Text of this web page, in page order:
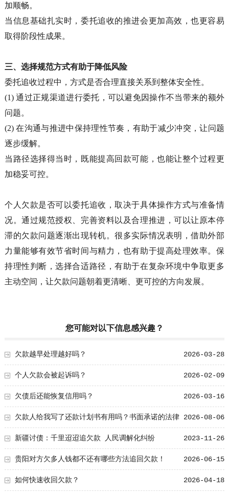
加顺畅。
当信息基础扎实时，委托追收的推进会更加高效，也更容易
取得阶段性成果。
三、选择规范方式有助于降低风险
委托追收过程中，方式是否合理直接关系到整体安全性。
(1)通过正规渠道进行委托，可以避免因操作不当带来的额外
问题。
(2)在沟通与推进中保持理性节奏，有助于减少冲突，让问题
逐步缓解。
当路径选择得当时，既能提高回款可能，也能让整个过程更
加稳妥可控。
个人欠款是否可以委托追收，取决于具体操作方式与准备情
况。通过规范授权、完善资料以及合理推进，可以让原本停
滞的欠款问题逐渐出现转机。很多实际情况表明，借助外部
力量能够有效节省时间与精力，也有助于提高处理效率。保
持理性判断，选择合适路径，有助于在复杂环境中争取更多
主动空间，让欠款问题朝着更清晰、更可控的方向发展。
您可能对以下信息感兴趣？
2026-03-28
欠款越早处理越好吗？
2026-02-09
个人欠款会被起诉吗？
2026-03-16
欠债后还能恢复信用吗？
2026-08-06
欠款人给我写了还款计划书有用吗？书面承诺的法律
效力 2023-11-26
新疆讨债：千里迢迢追欠款 人民调解化纠纷
2026-06-15
贵阳对方欠多人钱都不还有哪些方法追回欠款！
2026-04-18
如何快速收回欠款？